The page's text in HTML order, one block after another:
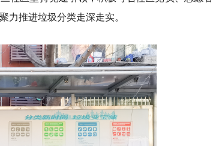
推进垃圾分类走深走实。